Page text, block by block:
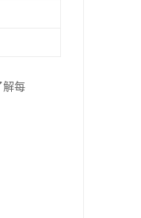
解每